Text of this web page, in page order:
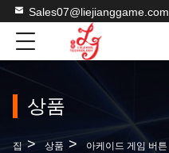
Sales07@liejianggame.com
상품
집 > 상품 > 아케이드 게임 버튼